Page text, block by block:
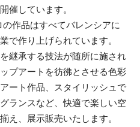
催しています。
作品はすべてバレンシアに
で作り上げられています。
継承する技法が随所に施され
プアートを彷彿とさせる色彩
ート作品、スタイリッシュで
ランスなど、快適で楽しい空
え、展示販売いたします。